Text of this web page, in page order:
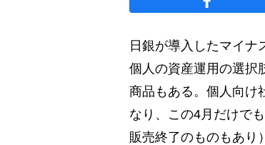
日銀が導入したマイナ
個人の資産運用の選択
商品もある。個人向け
なり、この4月だけで
販売終了のものもあり